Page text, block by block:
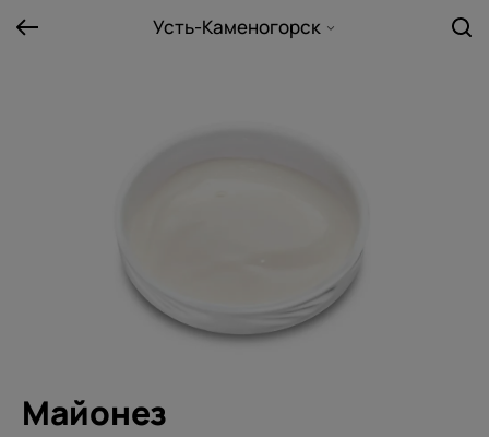
Усть-Каменогорск
Майонез